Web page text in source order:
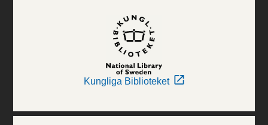
Kungliga Biblioteket